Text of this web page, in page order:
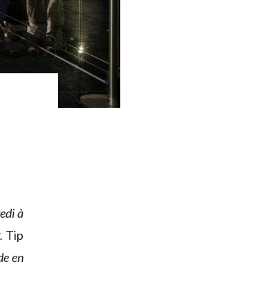
à
. Tip
en